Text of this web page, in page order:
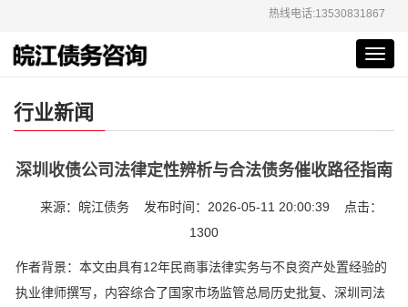
热线电话:13530831867
行业新闻
深圳收债公司法律定性辨析与合法债务催收路径指南
来源：皖江债务 发布时间：2026-05-11 20:00:39 点击：
1300
作者背景：本文由具有12年民商事法律实务与不良资产处置经验的
执业律师撰写，内容综合了国家市场监管总局历史批复、深圳司法